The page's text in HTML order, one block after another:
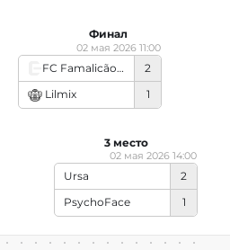
FC Famalicão Esports
2
Lilmix
1
02 мая 2026 11:00
Финал
Ursa
2
PsychoFace
1
02 мая 2026 14:00
3 место